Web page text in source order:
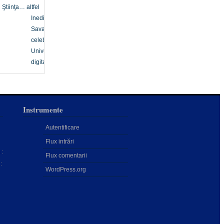
Ştiinţa… altfel
Inedit
Savanți
celebri
Univers
digital
:
:
Instrumente
Autentificare
Flux intrări
Flux comentarii
WordPress.org